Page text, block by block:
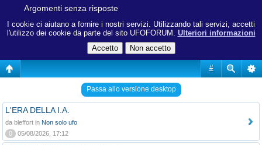
I cookie ci aiutano a fornire i nostri servizi. Utilizzando tali servizi, accetti
l'utilizzo dei cookie da parte del sito UFOFORUM. Ulteriori informazioni
#
Argomenti senza risposte
Passa allo versione desktop
L'ERA DELLA I.A.
da bleffort in Non solo ufo
0
05/08/2026, 17:12